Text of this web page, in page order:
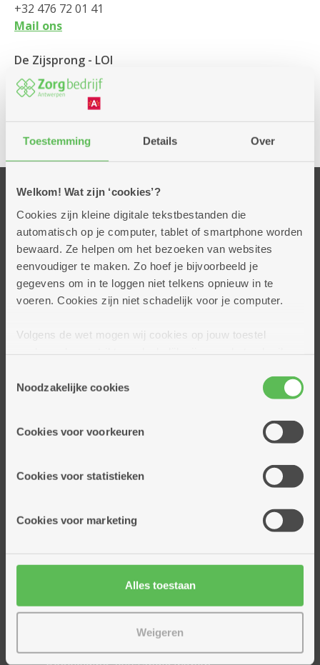
Toestemming Details Over
Welkom! Wat zijn ‘cookies’?
Cookies zijn kleine digitale tekstbestanden die
automatisch op je computer, tablet of smartphone worden
bewaard. Ze helpen om het bezoeken van websites
eenvoudiger te maken. Zo hoef je bijvoorbeeld je
gegevens om in te loggen niet telkens opnieuw in te
voeren. Cookies zijn niet schadelijk voor je computer.
Volgens de wet mogen wij cookies op jouw toestel
cookies hebben we jouw toestemming nodig. Sommige
cookies worden geplaatst door derde partijen die een
informatie over jouw (geanonimiseerd) gebruik van onze
partners kunnen deze gegevens combineren met andere
Noodzakelijke cookies
Cookies voor voorkeuren
Cookies voor statistieken
Cookies voor marketing
Alles toestaan
Weigeren
+32 476 72 01 41
Mail ons
De Zijsprong - LOI
Lange Bremstraat 120
2170 Merksem
+32 485 74 05 94
Onze centra
Ankertje
Dennenhuis
Good Engels
Ukkepuk
Kleine wooneenheden
De Wending
Pennsylvania foundation
Huis Sofia
Tharros
Ons hulpaanbod
Begeleiding aan huis